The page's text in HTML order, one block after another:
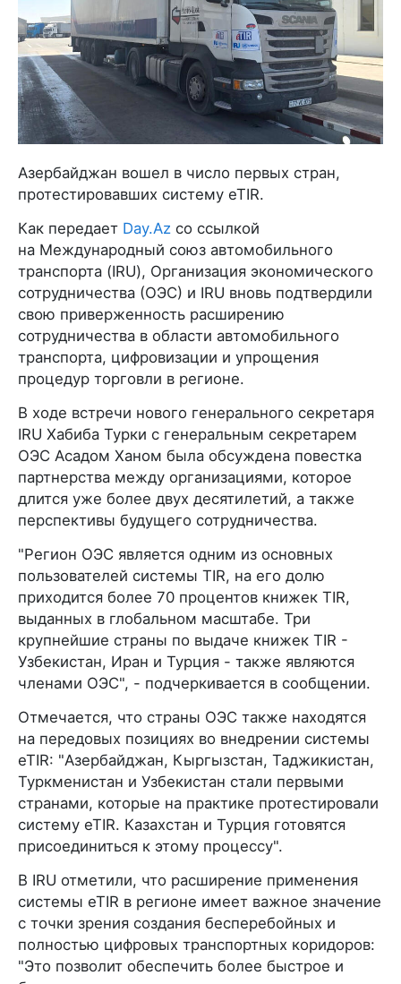
Азербайджан вошел в число первых стран,
протестировавших систему eTIR.
Как передает Day.Az со ссылкой
на Международный союз автомобильного
транспорта (IRU), Организация экономического
сотрудничества (ОЭС) и IRU вновь подтвердили
свою приверженность расширению
сотрудничества в области автомобильного
транспорта, цифровизации и упрощения
процедур торговли в регионе.
В ходе встречи нового генерального секретаря
IRU Хабиба Турки с генеральным секретарем
ОЭС Асадом Ханом была обсуждена повестка
партнерства между организациями, которое
длится уже более двух десятилетий, а также
перспективы будущего сотрудничества.
"Регион ОЭС является одним из основных
пользователей системы TIR, на его долю
приходится более 70 процентов книжек TIR,
выданных в глобальном масштабе. Три
крупнейшие страны по выдаче книжек TIR -
Узбекистан, Иран и Турция - также являются
членами ОЭС", - подчеркивается в сообщении.
Отмечается, что страны ОЭС также находятся
на передовых позициях во внедрении системы
eTIR: "Азербайджан, Кыргызстан, Таджикистан,
Туркменистан и Узбекистан стали первыми
странами, которые на практике протестировали
систему eTIR. Казахстан и Турция готовятся
присоединиться к этому процессу".
В IRU отметили, что расширение применения
системы eTIR в регионе имеет важное значение
с точки зрения создания бесперебойных и
полностью цифровых транспортных коридоров:
"Это позволит обеспечить более быстрое и